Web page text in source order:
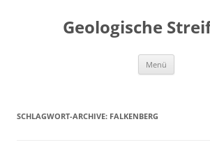
Geologische
Menü
SCHLAGWORT-ARCHIVE: FALKENBERG